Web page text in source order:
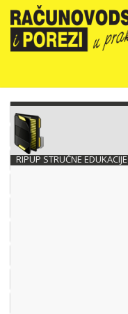
NOVOSTI
RIPUP NEWSLETTER
RIPUP STRUČNE EDUKACIJE